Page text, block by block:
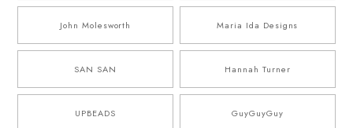
John Molesworth Maria Ida Designs
SAN SAN Hannah Turner
UPBEADS GuyGuyGuy